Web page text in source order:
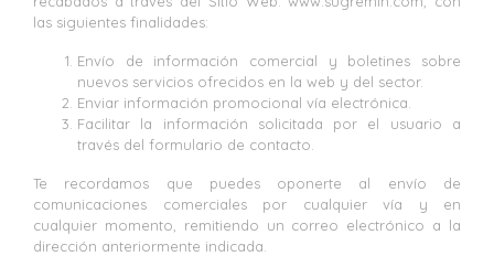
las siguientes finalidades:
Envío de información comercial y boletines sobre
nuevos servicios ofrecidos en la web y del sector.
Enviar información promocional vía electrónica.
Facilitar la información solicitada por el usuario a
través del formulario de contacto.
Te recordamos que puedes oponerte al envío de
comunicaciones comerciales por cualquier vía y en
cualquier momento, remitiendo un correo electrónico a la
dirección anteriormente indicada.